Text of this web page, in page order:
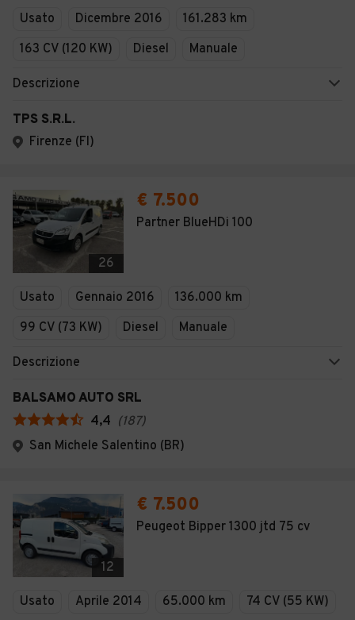
Usato Dicembre 2016
161.283 km
163 CV (120 KW)
Diesel Manuale
Descrizione
TPS S.R.L.
Firenze (FI)
26
€ 7.500
Partner BlueHDi 100
Usato Gennaio 2016
136.000 km
99 CV (73 KW)
Diesel Manuale
Descrizione
BALSAMO AUTO SRL
4,4 (187)
San Michele Salentino (BR)
12
€ 7.500
Peugeot Bipper 1300 jtd 75 cv
Usato Aprile 2014 65.000 km
74 CV (55 KW)